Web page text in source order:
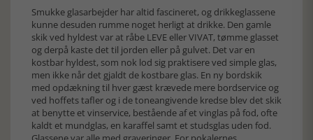
Smukke glasarbejder har altid fascineret, og drikkeglassene
kunne desuden rumme noget herligt at drikke. Den gamle
skik ved hyldest var at råbe LEVE eller VIVAT, tømme glasset
og derpå kaste det til jorden eller på gulvet. Det var en
kostbar hyldest, som nok lod sig praktisere ved simple glas,
men ikke når det gjaldt de kostbare glas. En ny bordskik
med opdækning til hver gæst krævede mere bordservice og
ved hoffets tafler og i de toneangivende kredse blev det skik
at benytte et vinservice, bestående af et vinglas på fod, ofte
kaldt et mundglas, en karaffel samt et studsglas uden fod.